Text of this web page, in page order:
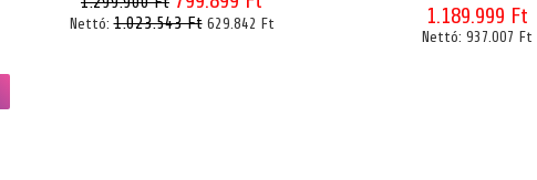
Nettó:1.023.543 Ft 629.842 Ft 1.189.999 Ft
Nettó: 937.007 Ft